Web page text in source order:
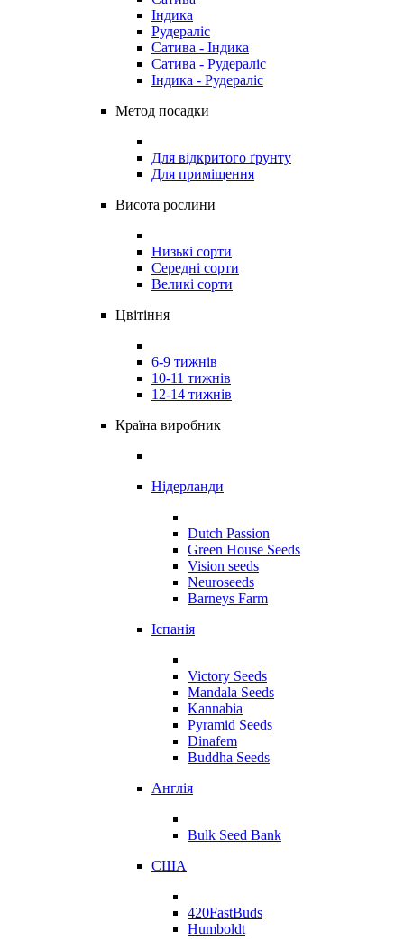
Індика
Рудераліс
Сатива - Індика
Сатива - Рудераліс
Індика - Рудераліс
Метод посадки
Для відкритого ґрунту
Для приміщення
Висота рослини
Низькі сорти
Середні сорти
Великі сорти
Цвітіння
6-9 тижнів
10-11 тижнів
12-14 тижнів
Країна виробник
Нідерланди
Dutch Passion
Green House Seeds
Vision seeds
Neuroseeds
Barneys Farm
Іспанія
Victory Seeds
Mandala Seeds
Kannabia
Pyramid Seeds
Dinafem
Buddha Seeds
Англія
Bulk Seed Bank
США
420FastBuds
Humboldt